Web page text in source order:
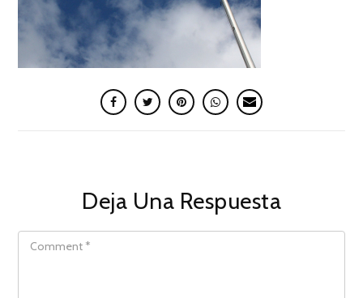
Deja Una Respuesta
COMMENT